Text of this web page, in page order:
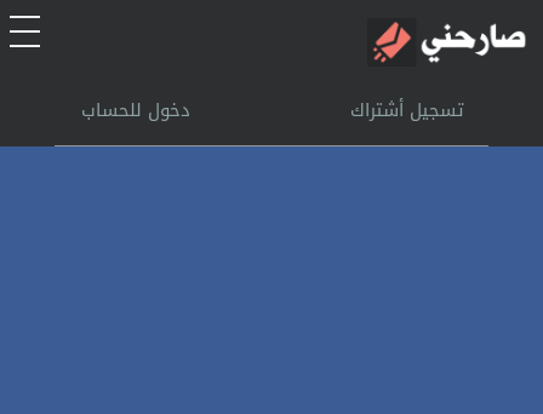
الرئيسيةتسجيل أشتراك دخول للحساب